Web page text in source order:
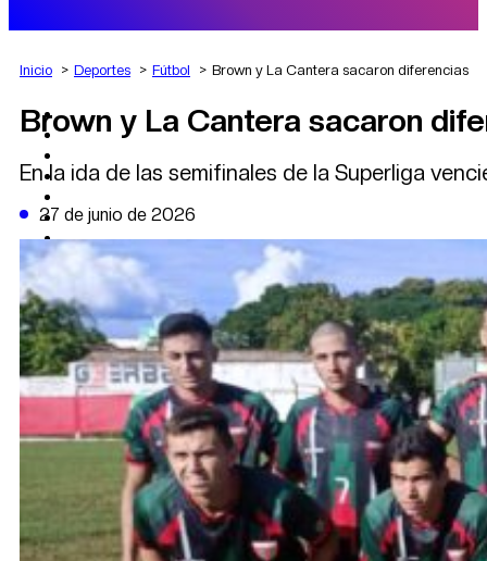
AGRO
DEPORTES
POLÍTICA
DATA FIRME
DE LA TRIBUNA TV
Inicio Deportes Fútbol Brown y La Cantera sacaron diferencias
Brown y La Cantera sacaron
En la ida de las semifinales de la Superliga
27 de junio de 2026